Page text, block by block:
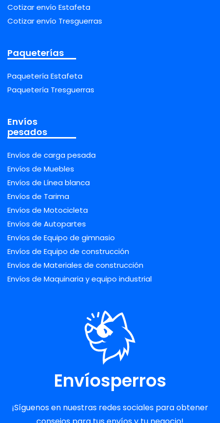
Cotizar envío Estafeta
Cotizar envío Tresguerras
Paqueterías
Paquetería Estafeta
Paquetería Tresguerras
Envíos
pesados
Envíos de carga pesada
Envíos de Muebles
Envíos de Línea blanca
Envíos de Tarima
Envíos de Motocicleta
Envíos de Autopartes
Envíos de Equipo de gimnasio
Envíos de Equipo de construcción
Envíos de Materiales de construcción
Envíos de Maquinaria y equipo industrial
Envíosperros
¡Síguenos en nuestras redes sociales para obtener